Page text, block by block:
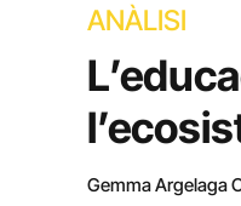
ANÀLISI
Gemma Argelaga